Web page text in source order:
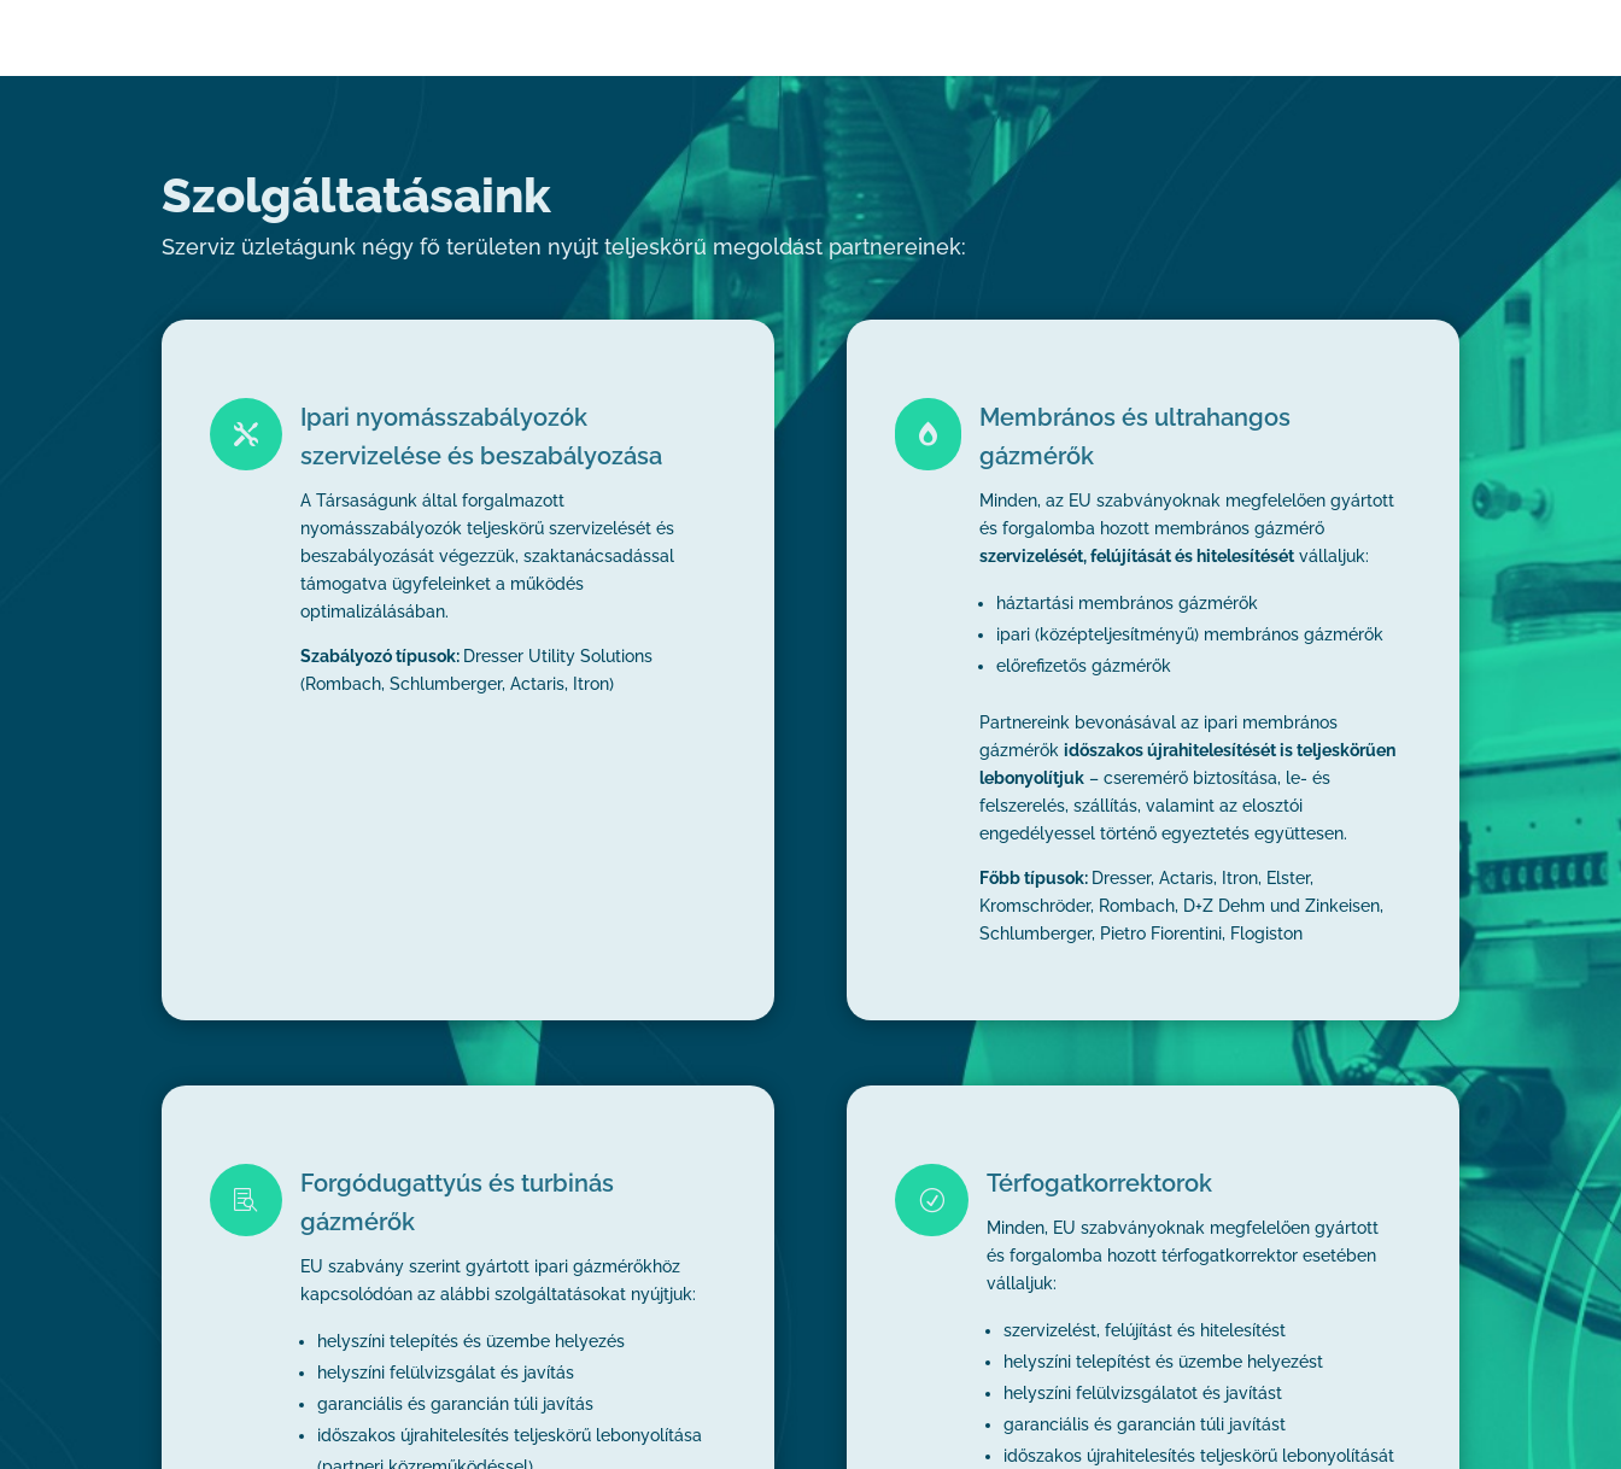
Szolgáltatásaink
Szerviz üzletágunk négy fő területen nyújt teljeskörű megoldást partnereinek:

Ipari nyomásszabályozók
szervizelése és beszabályozása
A Társaságunk által forgalmazott
nyomásszabályozók teljeskörű szervizelését és
beszabályozását végezzük, szaktanácsadással
támogatva ügyfeleinket a működés
optimalizálásában.
Szabályozó típusok: Dresser Utility Solutions
(Rombach, Schlumberger, Actaris, Itron)

Membrános és ultrahangos
gázmérők
Minden, az EU szabványoknak megfelelően gyártott
és forgalomba hozott membrános gázmérő
szervizelését, felújítását és hitelesítésétvállaljuk:
háztartási membrános gázmérők
ipari (középteljesítményű) membrános gázmérők
előrefizetős gázmérők
Partnereink bevonásával az ipari membrános
gázmérők időszakos újrahitelesítését is teljeskörűen
lebonyolítjuk– cseremérő biztosítása, le- és
felszerelés, szállítás, valamint az elosztói
engedélyessel történő egyeztetés együttesen.
Főbb típusok: Dresser, Actaris, Itron, Elster,
Kromschröder, Rombach, D+Z Dehm und Zinkeisen,
Schlumberger, Pietro Fiorentini, Flogiston

Forgódugattyús és turbinás
gázmérők
EU szabvány szerint gyártott ipari gázmérőkhöz
kapcsolódóan az alábbi szolgáltatásokat nyújtjuk:
helyszíni telepítés és üzembe helyezés
helyszíni felülvizsgálat és javítás
garanciális és garancián túli javítás
időszakos újrahitelesítés teljeskörű lebonyolítása
R
Térfogatkorrektorok
Minden, EU szabványoknak megfelelően gyártott
és forgalomba hozott térfogatkorrektor esetében
vállaljuk:
szervizelést, felújítást és hitelesítést
helyszíni telepítést és üzembe helyezést
helyszíni felülvizsgálatot és javítást
garanciális és garancián túli javítást
időszakos újrahitelesítés teljeskörű lebonyolítását